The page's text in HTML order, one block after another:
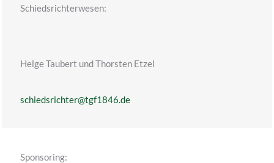
Schiedsrichterwesen:
Helge Taubert und Thorsten Etzel
schiedsrichter@tgf1846.de
Sponsoring: